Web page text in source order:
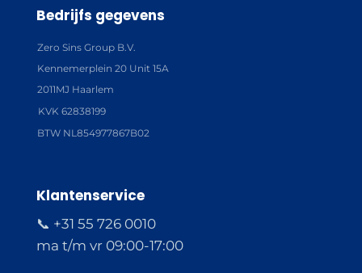
Bedrijfs gegevens
Zero Sins Group B.V.
Kennemerplein 20 Unit 15A
2011MJ Haarlem
KVK 62838199
BTW NL854977867B02
Klantenservice
📞 +31 55 726 0010
ma t/m vr 09:00-17:00